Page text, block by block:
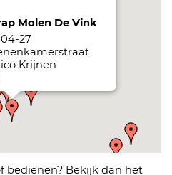
Molen De Vink
27
Krijnen
molen
27
Krijnen
bedienen? Bekijk dan het